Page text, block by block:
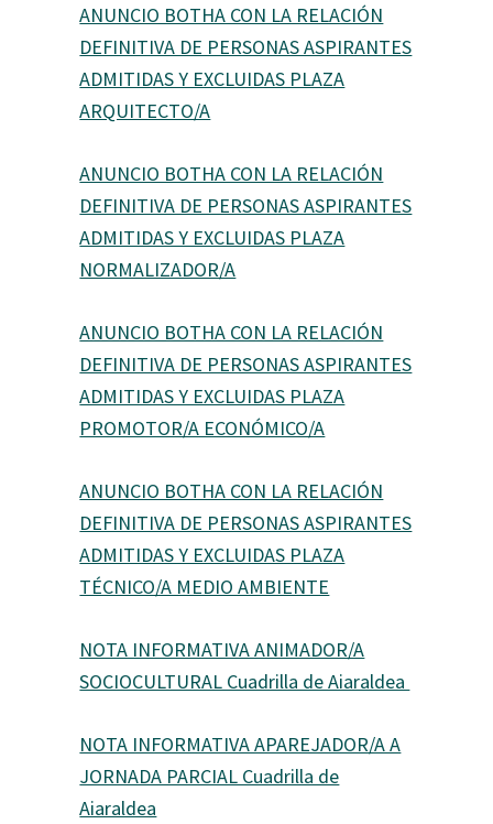
ANUNCIO BOTHA CON LA RELACIÓN
DEFINITIVA DE PERSONAS ASPIRANTES
ADMITIDAS Y EXCLUIDAS PLAZA
ARQUITECTO/A
ANUNCIO BOTHA CON LA RELACIÓN
DEFINITIVA DE PERSONAS ASPIRANTES
ADMITIDAS Y EXCLUIDAS PLAZA
NORMALIZADOR/A
ANUNCIO BOTHA CON LA RELACIÓN
DEFINITIVA DE PERSONAS ASPIRANTES
ADMITIDAS Y EXCLUIDAS PLAZA
PROMOTOR/A ECONÓMICO/A
ANUNCIO BOTHA CON LA RELACIÓN
DEFINITIVA DE PERSONAS ASPIRANTES
ADMITIDAS Y EXCLUIDAS PLAZA
TÉCNICO/A MEDIO AMBIENTE
NOTA INFORMATIVA ANIMADOR/A
SOCIOCULTURAL Cuadrilla de Aiaraldea
NOTA INFORMATIVA APAREJADOR/A A
JORNADA PARCIAL Cuadrilla de
Aiaraldea